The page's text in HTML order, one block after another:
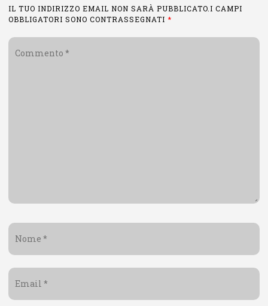
IL TUO INDIRIZZO EMAIL NON SARÀ PUBBLICATO.I CAMPI
OBBLIGATORI SONO CONTRASSEGNATI *
*
*